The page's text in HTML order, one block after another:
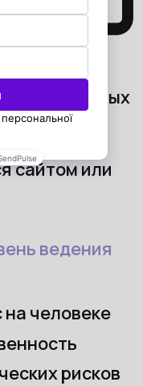
для здоровых
могли
сайтом или
ведения
человеке
рисков